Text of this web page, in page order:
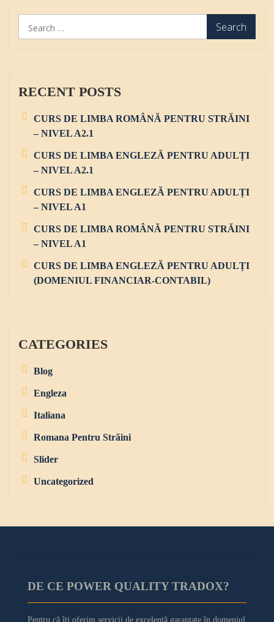
f
o
RECENT POSTS
CURS DE LIMBA ROMÂNĂ PENTRU STRĂINI
– NIVEL A2.1
CURS DE LIMBA ENGLEZĂ PENTRU ADULȚI
– NIVEL A2.1
CURS DE LIMBA ENGLEZĂ PENTRU ADULȚI
– NIVEL A1
CURS DE LIMBA ROMÂNĂ PENTRU STRĂINI
– NIVEL A1
CURS DE LIMBA ENGLEZĂ PENTRU ADULȚI
(DOMENIUL FINANCIAR-CONTABIL)
CATEGORIES
Blog
Engleza
Italiana
Romana Pentru Străini
Slider
Uncategorized
DE CE POWER QUALITY TRADOX?
Pentru că îți oferim servicii de excelență garantate în domeniul